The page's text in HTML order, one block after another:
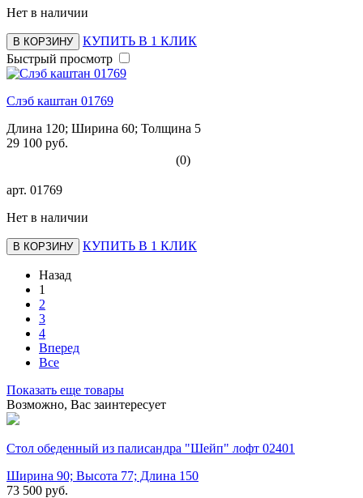
Нет в наличии
В КОРЗИНУ
КУПИТЬ В 1 КЛИК
Быстрый просмотр
Слэб каштан 01769
Длина 120; Ширина 60; Толщина 5
29 100 руб.
(0)
арт. 01769
Нет в наличии
В КОРЗИНУ КУПИТЬ В 1 КЛИК
Назад
1
2
3
4
Вперед
Все
Показать еще товары
Возможно, Вас заинтересует
Стол обеденный из палисандра "Шейп" лофт 02401
Ширина 90; Высота 77; Длина 150
73 500 руб.